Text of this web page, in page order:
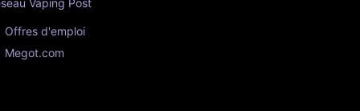
Vaping Post
Offres d'emploi
Megot.com